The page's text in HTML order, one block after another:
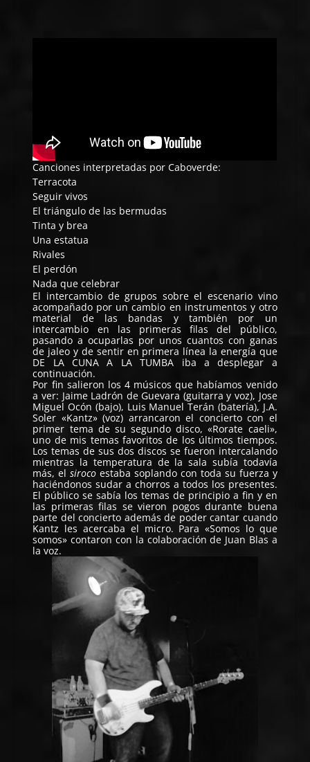
Canciones interpretadas por Caboverde:
Terracota
Seguir vivos
El triángulo de las bermudas
Tinta y brea
Una estatua
Rivales
El perdón
Nada que celebrar
El intercambio de grupos sobre el escenario vino
acompañado por un cambio en instrumentos y otro
material de las bandas y también por un
intercambio en las primeras filas del público,
pasando a ocuparlas por unos cuantos con ganas
de jaleo y de sentir en primera línea la energía que
DE LA CUNA A LA TUMBA iba a desplegar a
continuación.
Por fin salieron los 4 músicos que habíamos venido
a ver: Jaime Ladrón de Guevara (guitarra y voz), Jose
Miguel Ocón (bajo), Luis Manuel Terán (batería), J.A.
Soler «Kantz» (voz) arrancaron el concierto con el
primer tema de su segundo disco, «Rorate caeli»,
uno de mis temas favoritos de los últimos tiempos.
Los temas de sus dos discos se fueron intercalando
mientras la temperatura de la sala subía todavía
más, elsirocoestaba soplando con toda su fuerza y
haciéndonos sudar a chorros a todos los presentes.
El público se sabía los temas de principio a fin y en
las primeras filas se vieron pogos durante buena
parte del concierto además de poder cantar cuando
Kantz les acercaba el micro. Para «Somos lo que
somos» contaron con la colaboración de Juan Blas a
la voz.